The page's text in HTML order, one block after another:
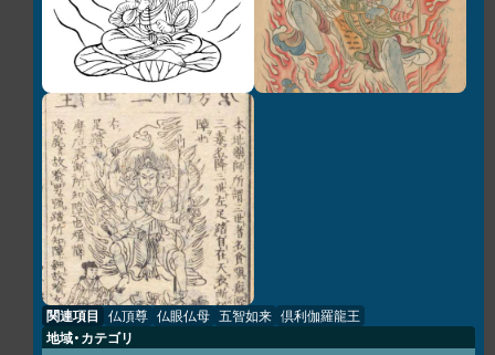
関連項目 仏頂尊 仏眼仏母 五智如来 倶利伽羅龍王
地域・カテゴリ